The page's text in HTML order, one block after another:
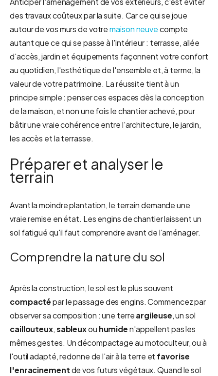
des travaux coûteux par la suite. Car ce qui se joue
autour de vos murs de votremaison neuvecompte
autant que ce qui se passe à l'intérieur : terrasse, allée
d'accès, jardin et équipements façonnent votre confort
au quotidien, l'esthétique de l'ensemble et, à terme, la
valeur de votre patrimoine. La réussite tient à un
principe simple : penser ces espaces dès la conception
de la maison, et non une fois le chantier achevé, pour
bâtir une vraie cohérence entre l'architecture, le jardin,
les accès et la terrasse.
Préparer et analyser le
terrain
Avant la moindre plantation, le terrain demande une
vraie remise en état. Les engins de chantier laissent un
sol fatigué qu'il faut comprendre avant de l'aménager.
Comprendre la nature du sol
Après la construction, le sol est le plus souvent
compactépar le passage des engins. Commencez par
observer sa composition : une terreargileuse, un sol
caillouteux,sableuxou humiden'appellent pas les
mêmes gestes. Un décompactage au motoculteur, ou à
l'outil adapté, redonne de l'air à la terre et favorise
l'enracinementde vos futurs végétaux. Quand le sol
La terrasse, véritable pièce de vie extérieure
Le jardin et les espaces végétalisés
Les espaces de détente
Clôtures, portail et intimité
Créer des espaces ombragés
L'éclairage extérieur
Budget et organisation des travaux